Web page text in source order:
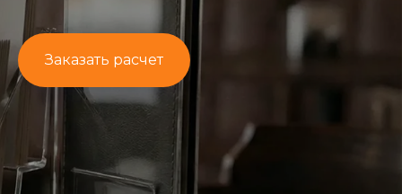
Заказать расчет